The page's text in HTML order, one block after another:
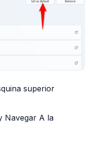
superior
Navegar A la